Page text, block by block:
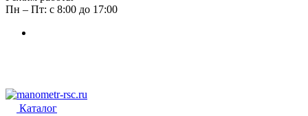
Пн – Пт: с 8:00 до 17:00
Каталог